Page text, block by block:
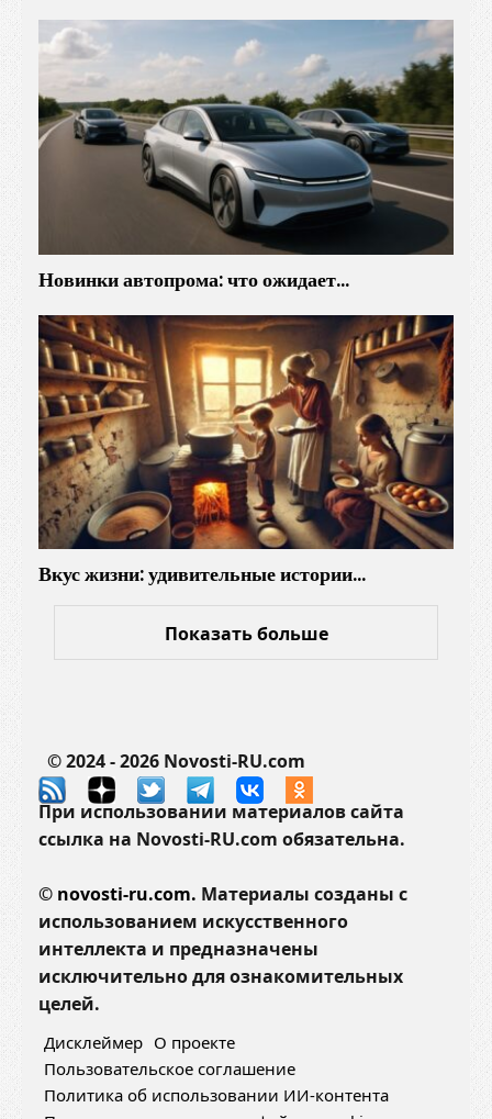
Новинки автопрома: что ожидает…
Вкус жизни: удивительные истории…
Показать больше
© 2024 - 2026 Novosti-RU.com
При использовании материалов сайта
ссылка на Novosti-RU.com обязательна.
© novosti-ru.com. Материалы созданы с
использованием искусственного
интеллекта и предназначены
исключительно для ознакомительных
целей.
Дисклеймер О проекте
Пользовательское соглашение
Политика об использовании ИИ-контента